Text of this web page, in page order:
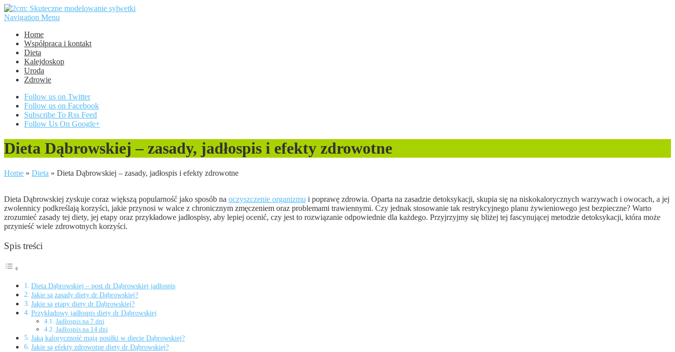
Navigation Menu
Home
Współpraca i kontakt
Dieta
Kalejdoskop
Uroda
Zdrowie
Follow us on Twitter
Follow us on Facebook
Subscribe To Rss Feed
Follow Us On Google+
Dieta Dąbrowskiej – zasady, jadłospis i efekty zdrowotne
Home » Dieta » Dieta Dąbrowskiej – zasady, jadłospis i efekty zdrowotne
Dieta Dąbrowskiej zyskuje coraz większą popularność jako sposób na oczyszczenie organizmu i poprawę zdrowia. Oparta na zasadzie detoksykacji, skupia się na niskokalorycznych warzywach i owocach, a jej
zwolennicy podkreślają korzyści, jakie przynosi w walce z chronicznym zmęczeniem oraz problemami trawiennymi. Czy jednak stosowanie tak restrykcyjnego planu żywieniowego jest bezpieczne? Warto
zrozumieć zasady tej diety, jej etapy oraz przykładowe jadłospisy, aby lepiej ocenić, czy jest to rozwiązanie odpowiednie dla każdego. Przyjrzyjmy się bliżej tej fascynującej metodzie detoksykacji, która może
przynieść wiele zdrowotnych korzyści.
Spis treści
Dieta Dąbrowskiej – post dr Dąbrowskiej jadłospis
Jakie są zasady diety dr Dąbrowskiej?
Jakie są etapy diety dr Dąbrowskiej?
Przykładowy jadłospis diety dr Dąbrowskiej
Jadłospis na 7 dni
Jadłospis na 14 dni
Jaką kaloryczność mają posiłki w diecie Dąbrowskiej?
Jakie są efekty zdrowotne diety dr Dąbrowskiej?